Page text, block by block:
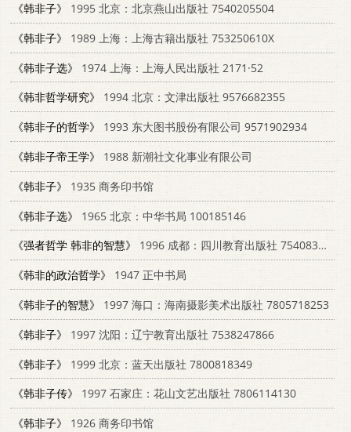
《韩非子》
1995 北京：北京燕山出版社 7540205504
《韩非子》
1989 上海：上海古籍出版社 753250610X
《韩非子选》
1974 上海：上海人民出版社 2171·52
《韩非哲学研究》
1994 北京：文津出版社 9576682355
《韩非子的哲学》
1993 东大图书股份有限公司 9571902934
《韩非子帝王学》
1988 新潮社文化事业有限公司
《韩非子》
1935 商务印书馆
《韩非子选》
1965 北京：中华书局 100185146
《强者哲学 韩非的智慧》
1996 成都：四川教育出版社 7540830336
《韩非的政治哲学》
1947 正中书局
《韩非子的智慧》
1997 海口：海南摄影美术出版社 7805718253
《韩非子》
1997 沈阳：辽宁教育出版社 7538247866
《韩非子》
1999 北京：蓝天出版社 7800818349
《韩非子传》
1997 石家庄：花山文艺出版社 7806114130
《韩非子》
1926 商务印书馆